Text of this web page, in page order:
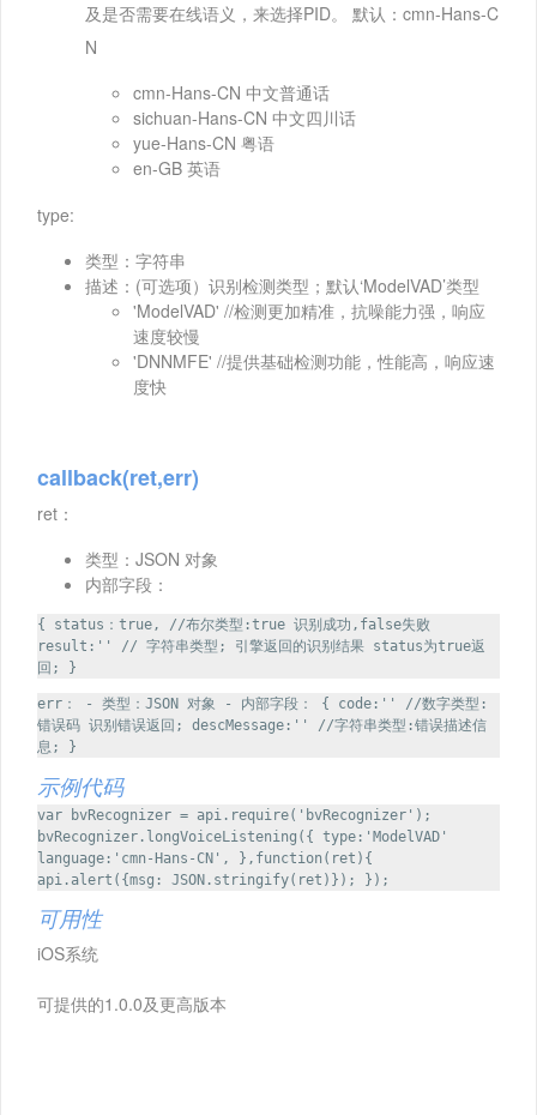
及是否需要在线语义，来选择PID。 默认：cmn-Hans-C
N
cmn-Hans-CN 中文普通话
sichuan-Hans-CN 中文四川话
yue-Hans-CN 粤语
en-GB 英语
type:
类型：字符串
描述：(可选项）识别检测类型；默认‘ModelVAD’类型
'ModelVAD' //检测更加精准，抗噪能力强，响应
速度较慢
'DNNMFE' //提供基础检测功能，性能高，响应速
度快
callback(ret,err)
ret：
类型：JSON 对象
内部字段：
{ status：true, //布尔类型:true 识别成功,false失败
result:'' // 字符串类型; 引擎返回的识别结果 status为true返
回; }
err： - 类型：JSON 对象 - 内部字段： { code:'' //数字类型:
错误码 识别错误返回; descMessage:'' //字符串类型:错误描述信
息; }
示例代码
var bvRecognizer = api.require('bvRecognizer');
bvRecognizer.longVoiceListening({ type:'ModelVAD'
language:'cmn-Hans-CN', },function(ret){
api.alert({msg: JSON.stringify(ret)}); });
可用性
iOS系统
可提供的1.0.0及更高版本